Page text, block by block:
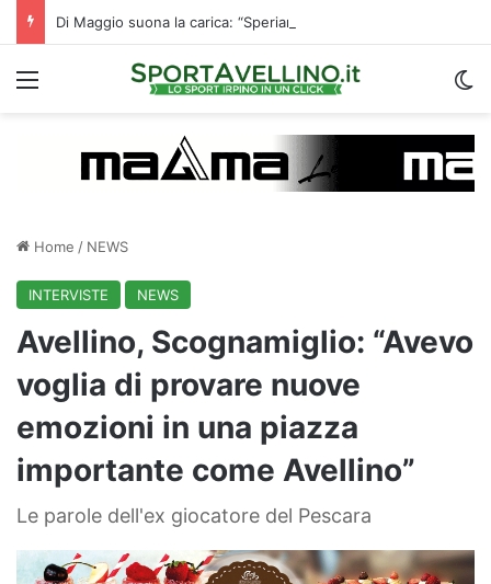
Menu
Home / NEWS
INTERVISTE NEWS
Avellino, Scognamiglio: “Avevo
voglia di provare nuove
emozioni in una piazza
importante come Avellino”
Le parole dell'ex giocatore del Pescara